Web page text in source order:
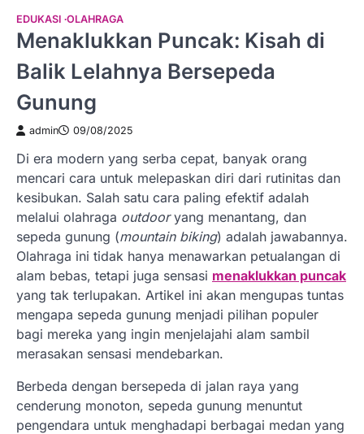
EDUKASI OLAHRAGA
Menaklukkan Puncak: Kisah di
Balik Lelahnya Bersepeda
Gunung
admin 09/08/2025
Di era modern yang serba cepat, banyak orang
mencari cara untuk melepaskan diri dari rutinitas dan
kesibukan. Salah satu cara paling efektif adalah
melalui olahraga outdooryang menantang, dan
sepeda gunung (mountain biking) adalah jawabannya.
Olahraga ini tidak hanya menawarkan petualangan di
alam bebas, tetapi juga sensasi menaklukkan puncak
yang tak terlupakan. Artikel ini akan mengupas tuntas
mengapa sepeda gunung menjadi pilihan populer
bagi mereka yang ingin menjelajahi alam sambil
merasakan sensasi mendebarkan.
Berbeda dengan bersepeda di jalan raya yang
cenderung monoton, sepeda gunung menuntut
pengendara untuk menghadapi berbagai medan yang